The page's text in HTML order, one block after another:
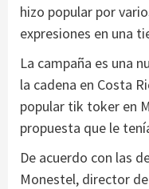
hizo popular por
expresiones en una
La campaña es una
la cadena en Costa
popular tik toker en
propuesta que le
De acuerdo con las
Monestel, director